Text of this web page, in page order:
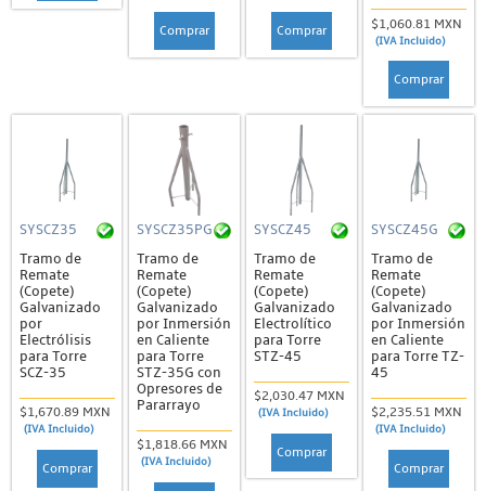
Comprar Comprar $1,060.81 MXN
(IVA Incluido)
Comprar
SYSCZ35
Tramo de
Remate
(Copete)
Galvanizado
por
Electrólisis
para Torre
SCZ-35
$1,670.89 MXN
(IVA Incluido)
Comprar
SYSCZ35PG
Tramo de
Remate
(Copete)
Galvanizado
por Inmersión
en Caliente
para Torre
STZ-35G con
Opresores de
Pararrayo
$1,818.66 MXN
(IVA Incluido)
SYSCZ45
Tramo de
Remate
(Copete)
Galvanizado
Electrolítico
para Torre
STZ-45
$2,030.47 MXN
(IVA Incluido)
Comprar
SYSCZ45G
Tramo de
Remate
(Copete)
Galvanizado
por Inmersión
en Caliente
para Torre TZ-
45
$2,235.51 MXN
(IVA Incluido)
Comprar